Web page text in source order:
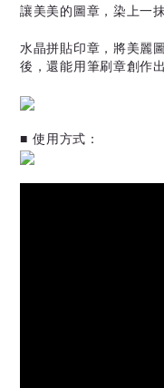
讓美美的圖章，染上一
水晶拼貼印章，將美麗
後，還能用筆刷章創作
■ 使用方式：